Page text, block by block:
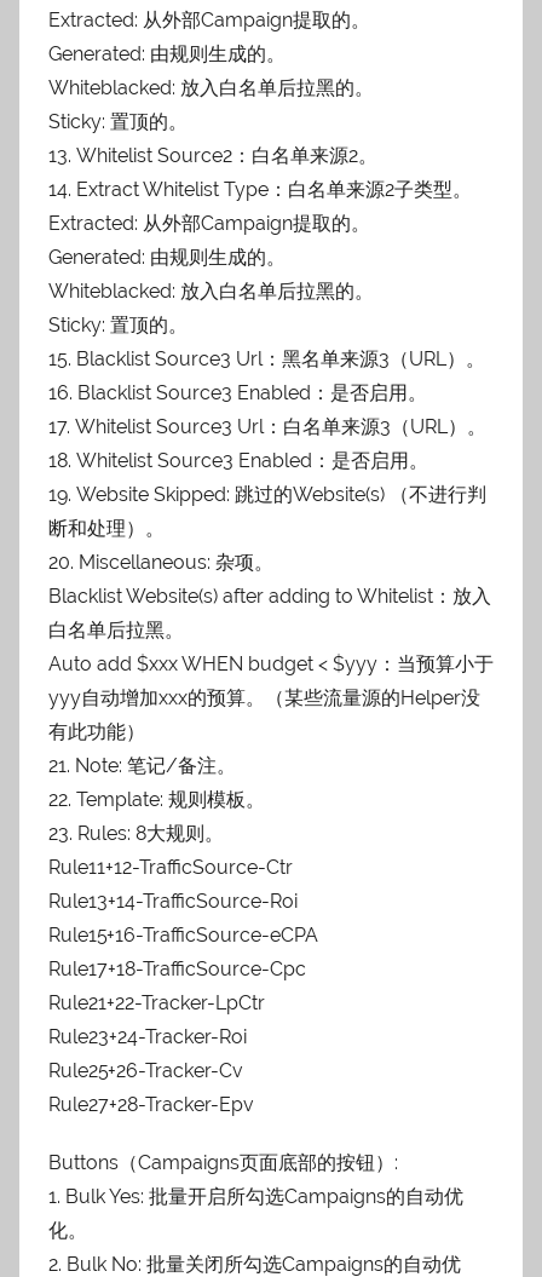
Extracted: 从外部Campaign提取的。
Generated: 由规则生成的。
Whiteblacked: 放入白名单后拉黑的。
Sticky: 置顶的。
13. Whitelist Source2：白名单来源2。
14. Extract Whitelist Type：白名单来源2子类型。
Extracted: 从外部Campaign提取的。
Generated: 由规则生成的。
Whiteblacked: 放入白名单后拉黑的。
Sticky: 置顶的。
15. Blacklist Source3 Url：黑名单来源3（URL）。
16. Blacklist Source3 Enabled：是否启用。
17. Whitelist Source3 Url：白名单来源3（URL）。
18. Whitelist Source3 Enabled：是否启用。
19. Website Skipped: 跳过的Website(s) （不进行判
断和处理）。
20. Miscellaneous: 杂项。
Blacklist Website(s) after adding to Whitelist：放入
白名单后拉黑。
Auto add $xxx WHEN budget < $yyy：当预算小于
yyy自动增加xxx的预算。（某些流量源的Helper没
有此功能）
21. Note: 笔记/备注。
22. Template: 规则模板。
23. Rules: 8大规则。
Rule11+12-TrafficSource-Ctr
Rule13+14-TrafficSource-Roi
Rule15+16-TrafficSource-eCPA
Rule17+18-TrafficSource-Cpc
Rule21+22-Tracker-LpCtr
Rule23+24-Tracker-Roi
Rule25+26-Tracker-Cv
Rule27+28-Tracker-Epv
Buttons（Campaigns页面底部的按钮）:
1. Bulk Yes: 批量开启所勾选Campaigns的自动优
化。
2. Bulk No: 批量关闭所勾选Campaigns的自动优